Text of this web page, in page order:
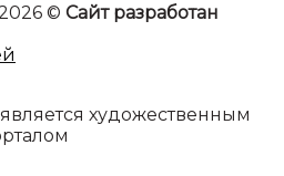
© Сайт разработан
художественным